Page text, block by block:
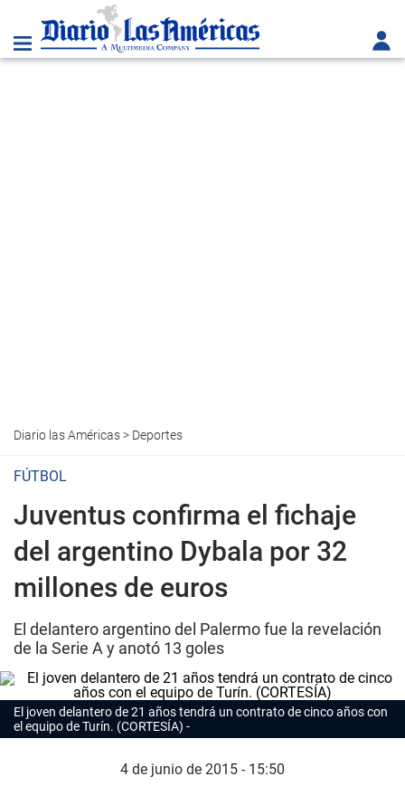
Diario las Américas> Deportes
FÚTBOL
Juventus confirma el fichaje
del argentino Dybala por 32
millones de euros
El delantero argentino del Palermo fue la revelación
de la Serie A y anotó 13 goles
El joven delantero de 21 años tendrá un contrato de cinco años con
el equipo de Turín. (CORTESÍA)
4 de junio de 2015 - 15:50